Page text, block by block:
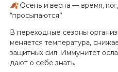
🍂 Осень и весна — время,
“просыпаются”
В переходные сезоны
меняется температура,
защитных сил. Иммунитет
дают о себе знать.